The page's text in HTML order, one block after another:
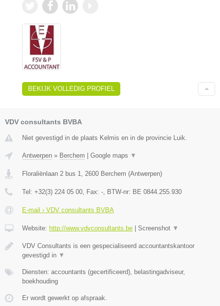
BEKIJK VOLLEDIG PROFIEL
VDV consultants BVBA
Niet gevestigd in de plaats Kelmis en in de provincie Luik.
Antwerpen » Berchem | Google maps ▼
Floraliënlaan 2 bus 1 2600 Berchem (Antwerpen)
Tel: +32(3) 224 05 00 , Fax: - , BTW-nr: BE 0844.255.930
E-mail › VDV consultants BVBA
Website: http://www.vdvconsultants.be | Screenshot ▼
VDV Consultants is een gespecialiseerd accountantskantoor
gevestigd in ▼
Diensten: accountants (gecertificeerd), belastingadviseur,
boekhouding
Er wordt gewerkt op afspraak.